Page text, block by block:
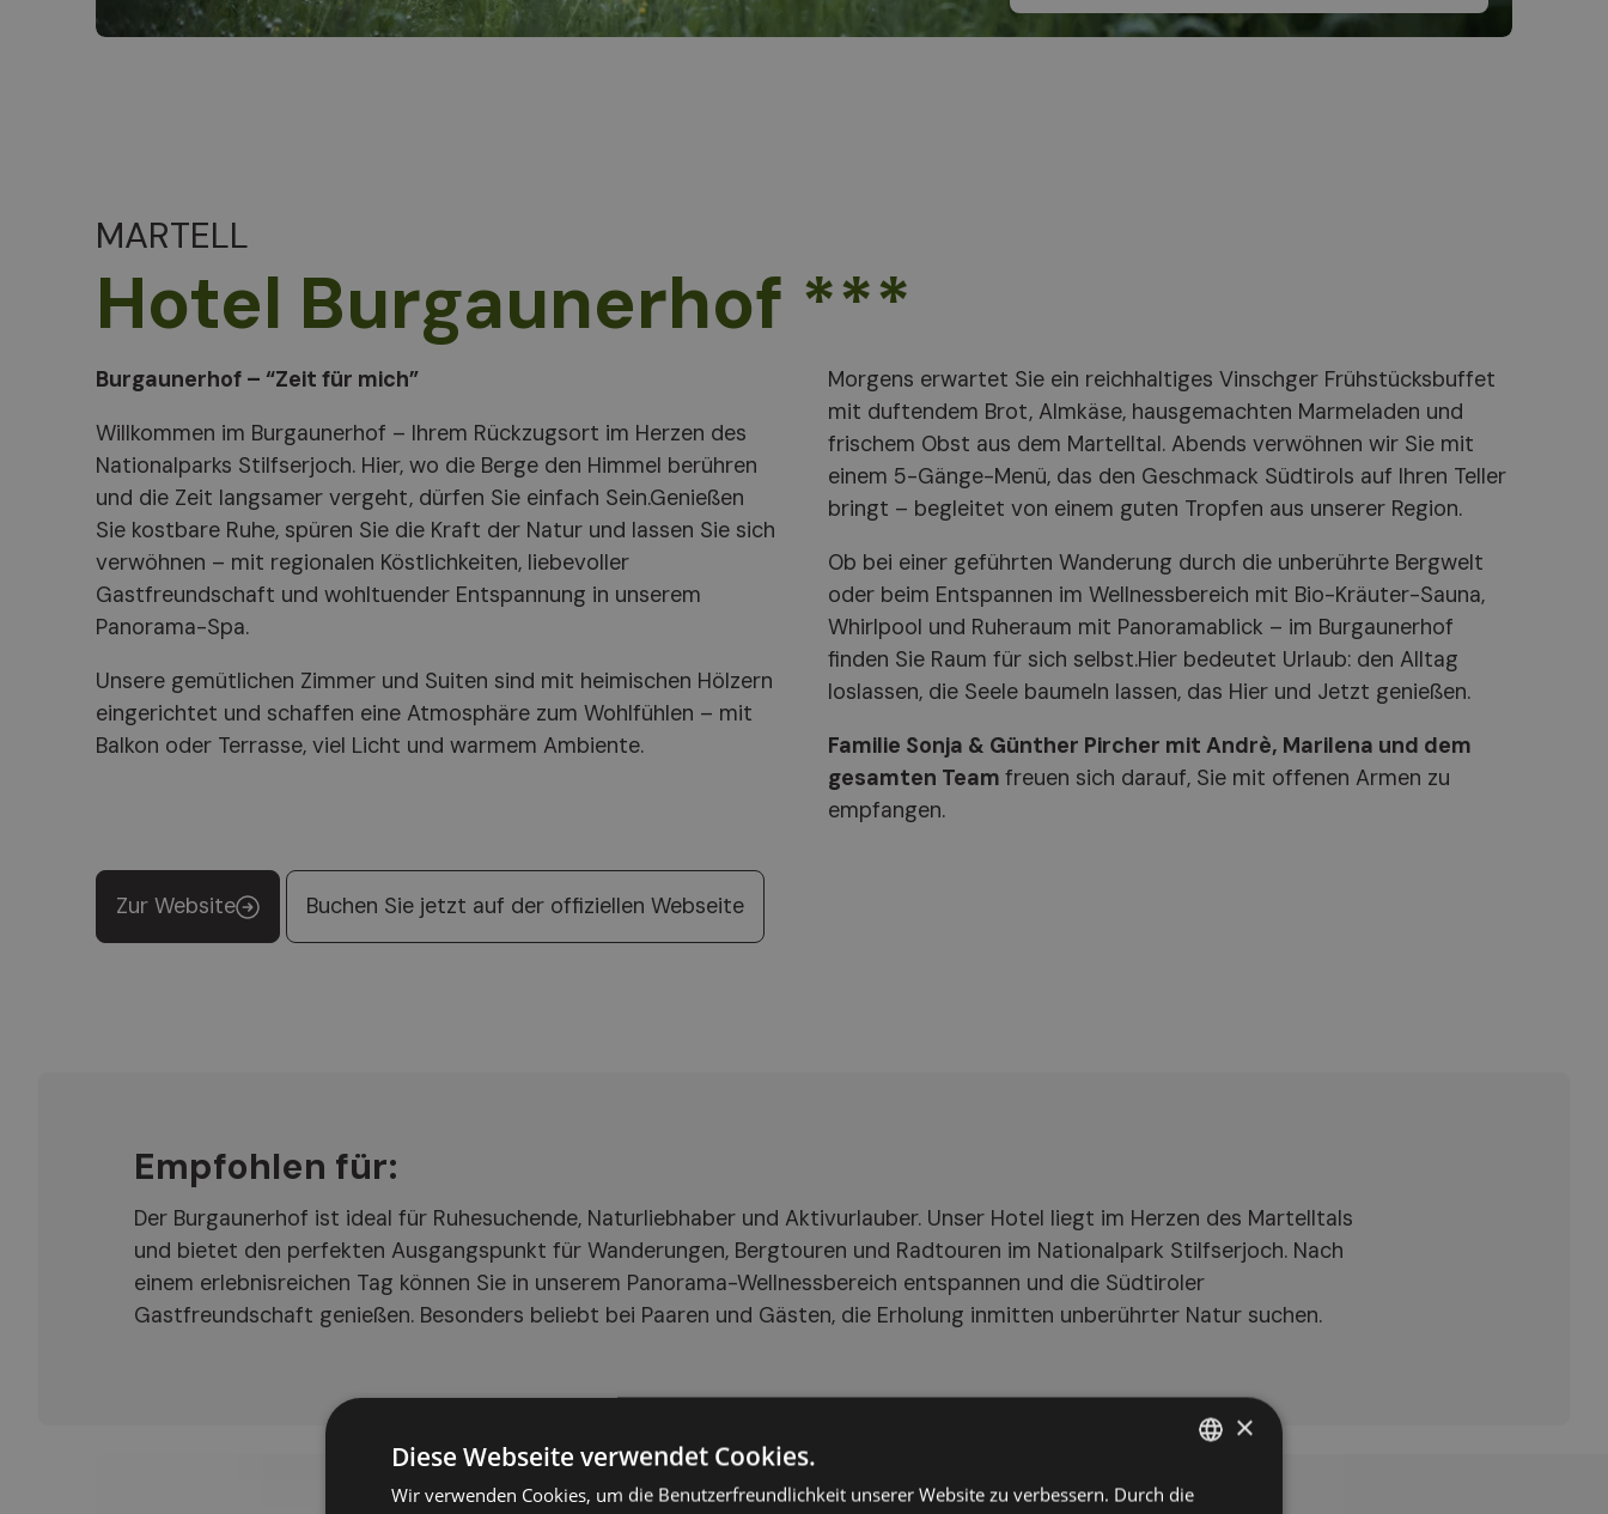
MARTELL
Hotel Burgaunerhof ***
Burgaunerhof – “Zeit für mich”
Willkommen im Burgaunerhof – Ihrem Rückzugsort im Herzen des
Nationalparks Stilfserjoch. Hier, wo die Berge den Himmel berühren
und die Zeit langsamer vergeht, dürfen Sie einfach Sein.Genießen
Sie kostbare Ruhe, spüren Sie die Kraft der Natur und lassen Sie sich
verwöhnen – mit regionalen Köstlichkeiten, liebevoller
Gastfreundschaft und wohltuender Entspannung in unserem
Panorama-Spa.
Unsere gemütlichen Zimmer und Suiten sind mit heimischen Hölzern
eingerichtet und schaffen eine Atmosphäre zum Wohlfühlen – mit
Balkon oder Terrasse, viel Licht und warmem Ambiente.
Morgens erwartet Sie ein reichhaltiges Vinschger Frühstücksbuffet
mit duftendem Brot, Almkäse, hausgemachten Marmeladen und
frischem Obst aus dem Martelltal. Abends verwöhnen wir Sie mit
einem 5-Gänge-Menü, das den Geschmack Südtirols auf Ihren Teller
bringt – begleitet von einem guten Tropfen aus unserer Region.
Ob bei einer geführten Wanderung durch die unberührte Bergwelt
oder beim Entspannen im Wellnessbereich mit Bio-Kräuter-Sauna,
Whirlpool und Ruheraum mit Panoramablick – im Burgaunerhof
finden Sie Raum für sich selbst.Hier bedeutet Urlaub: den Alltag
loslassen, die Seele baumeln lassen, das Hier und Jetzt genießen.
Familie Sonja & Günther Pircher mit Andrè, Marilena und dem
gesamten Teamfreuen sich darauf, Sie mit offenen Armen zu
empfangen.
Zur Website Buchen Sie jetzt auf der offiziellen Webseite
Empfohlen für:
Der Burgaunerhof ist ideal für Ruhesuchende, Naturliebhaber und Aktivurlauber. Unser Hotel liegt im Herzen des Martelltals
und bietet den perfekten Ausgangspunkt für Wanderungen, Bergtouren und Radtouren im Nationalpark Stilfserjoch. Nach
einem erlebnisreichen Tag können Sie in unserem Panorama-Wellnessbereich entspannen und die Südtiroler
Gastfreundschaft genießen. Besonders beliebt bei Paaren und Gästen, die Erholung inmitten unberührter Natur suchen.
ITALIAN
×
Diese Webseite verwendet Cookies.
Wir verwenden Cookies, um die Benutzerfreundlichkeit unserer Website zu verbessern. Durch die